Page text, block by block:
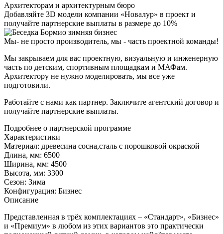
Архитекторам и архитектурным бюро
Добавляйте 3D модели компании «Новалур» в проект и
получайте партнерские выплаты в размере до 10%
Мы- не просто производитель, мы - часть проектной команды!
Мы закрываем для вас проектную, визуальную и инженерную
часть по детским, спортивным площадкам и МАФам.
Архитектору не нужно моделировать, мы все уже
подготовили.
Работайте с нами как партнер. Заключите агентский договор и
получайте партнерские выплаты.
Подробнее о партнерской программе
Характеристики
Материал: древесина сосна,сталь с порошковой окраской
Длина, мм: 6500
Ширина, мм: 4500
Высота, мм: 3300
Сезон: Зима
Конфигурация: Бизнес
Описание
Представленная в трёх комплектациях – «Стандарт», «Бизнес»
и «Премиум» в любом из этих вариантов это практически